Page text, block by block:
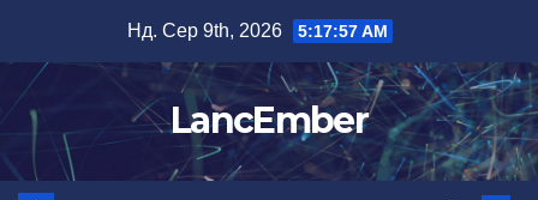
вмісту
Нд. Сер 9th, 2026 5:17:58 AM
LancEmber